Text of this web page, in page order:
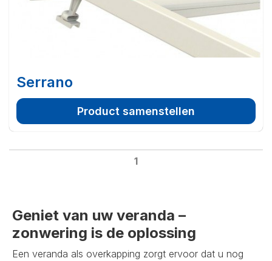
Serrano
Product samenstellen
1
Geniet van uw veranda –
zonwering is de oplossing
Een veranda als overkapping zorgt ervoor dat u nog